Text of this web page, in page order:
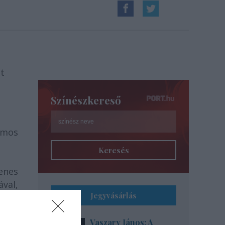
Színészkereső
Keresés
Jegyvásárlás
Vaszary János: A